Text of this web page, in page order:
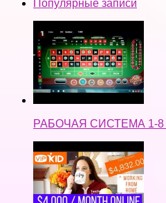
Популярные записи
РАБОЧАЯ СИСТЕМА 1-8